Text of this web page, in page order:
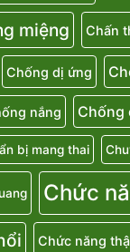
miệng Chấn
Chống dị ứng
nắng Chống
bị mang thai
Chức
Chức năng